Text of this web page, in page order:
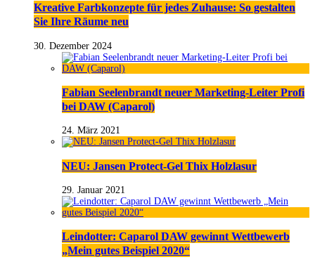
Kreative Farbkonzepte für jedes Zuhause: So gestalten
Sie Ihre Räume neu
30. Dezember 2024
Fabian Seelenbrandt neuer Marketing-Leiter Profi
bei DAW (Caparol)
24. März 2021
NEU: Jansen Protect-Gel Thix Holzlasur
29. Januar 2021
Leindotter: Caparol DAW gewinnt Wettbewerb
„Mein gutes Beispiel 2020“